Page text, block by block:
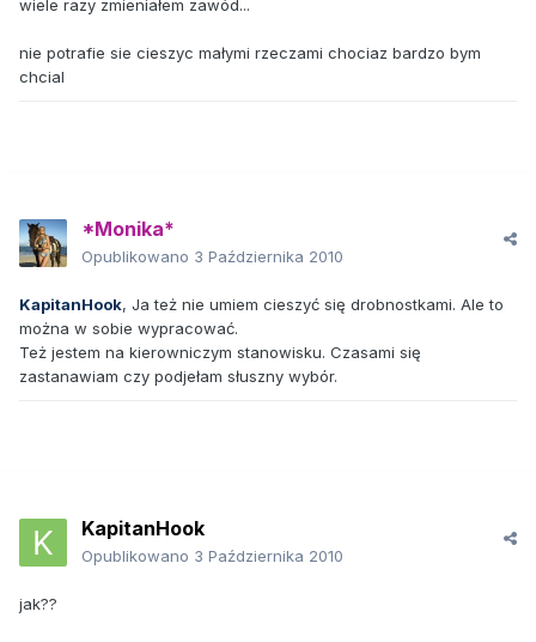
wiele razy zmieniałem zawód...
nie potrafie sie cieszyc małymi rzeczami chociaz bardzo bym
chcial
*Monika*
Opublikowano 3 Października 2010
KapitanHook, Ja też nie umiem cieszyć się drobnostkami. Ale to
można w sobie wypracować.
Też jestem na kierowniczym stanowisku. Czasami się
zastanawiam czy podjełam słuszny wybór.
KapitanHook
Opublikowano 3 Października 2010
jak??